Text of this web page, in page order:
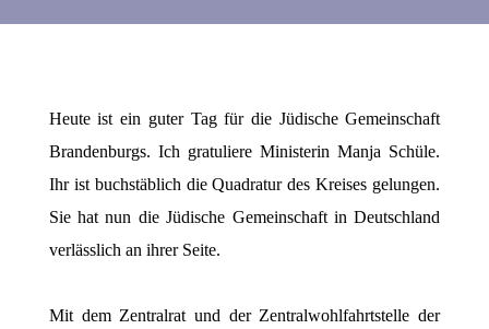
Heute ist ein guter Tag für die Jüdische Gemeinschaft
Brandenburgs. Ich gratuliere Ministerin Manja Schüle.
Ihr ist buchstäblich die Quadratur des Kreises gelungen.
Sie hat nun die Jüdische Gemeinschaft in Deutschland
verlässlich an ihrer Seite.
Mit dem Zentralrat und der Zentralwohlfahrtstelle der